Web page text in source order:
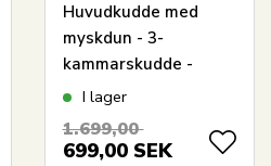
Huvudkudde med
myskdun - 3-
kammarskudde -
Medelhög - 60x63 cm
I lager
1.699,00
699,00 SEK